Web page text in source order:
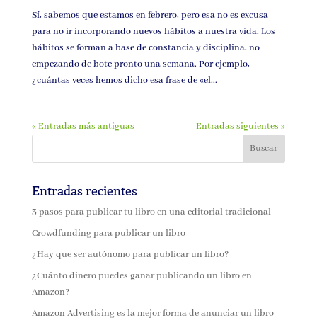
Sí, sabemos que estamos en febrero, pero esa no es excusa
para no ir incorporando nuevos hábitos a nuestra vida. Los
hábitos se forman a base de constancia y disciplina, no
empezando de bote pronto una semana. Por ejemplo,
¿cuántas veces hemos dicho esa frase de «el...
« Entradas más antiguas Entradas siguientes »
Entradas recientes
3 pasos para publicar tu libro en una editorial tradicional
Crowdfunding para publicar un libro
¿Hay que ser autónomo para publicar un libro?
¿Cuánto dinero puedes ganar publicando un libro en
Amazon?
Amazon Advertising es la mejor forma de anunciar un libro